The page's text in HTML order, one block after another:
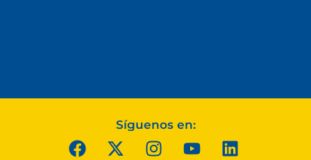
Síguenos en: